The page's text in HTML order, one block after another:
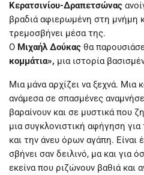
Κερατσινίου-Δραπετσώνας
βραδιά αφιερωμένη στη μνήμη
τρεμοσβήνει μέσα της.
Ο Μιχαήλ Δούκας θα
κομμάτια», μια ιστορία
Μια μάνα αρχίζει να ξεχνά. Μια
ανάμεσα σε σπασμένες
βαραίνουν και σε μυστικά που
μια συγκλονιστική αφήγηση
και την άνευ όρων αγάπη. Είναι
σβήνει σαν δειλινό, μα και για
εκείνα που ριζώνουν βαθιά και